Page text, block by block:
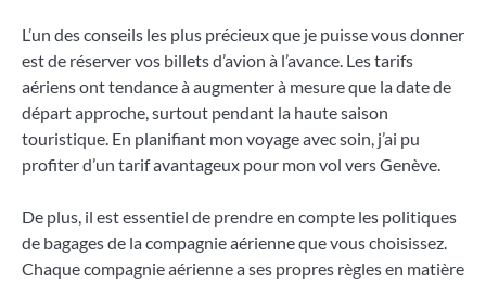
L’un des conseils les plus précieux que je puisse vous donner
est de réserver vos billets d’avion à l’avance. Les tarifs
aériens ont tendance à augmenter à mesure que la date de
départ approche, surtout pendant la haute saison
touristique. En planifiant mon voyage avec soin, j’ai pu
profiter d’un tarif avantageux pour mon vol vers Genève.
De plus, il est essentiel de prendre en compte les politiques
de bagages de la compagnie aérienne que vous choisissez.
Chaque compagnie aérienne a ses propres règles en matière